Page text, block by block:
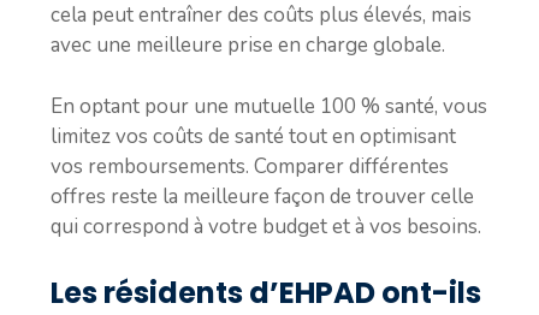
cela peut entraîner des coûts plus élevés, mais
avec une meilleure prise en charge globale.
En optant pour une mutuelle 100 % santé, vous
limitez vos coûts de santé tout en optimisant
vos remboursements. Comparer différentes
offres reste la meilleure façon de trouver celle
qui correspond à votre budget et à vos besoins.
Les résidents d’EHPAD ont-ils